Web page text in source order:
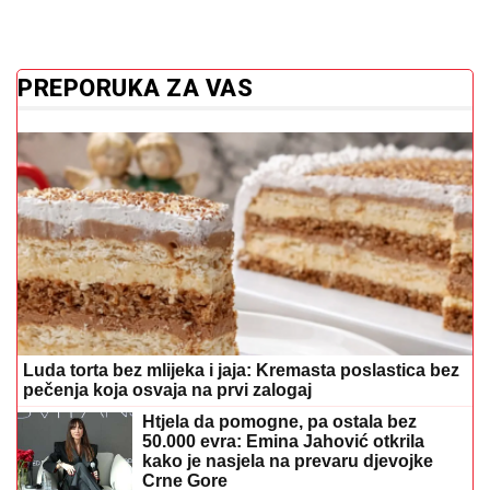
Luda torta bez mlijeka i jaja: Kremasta poslastica bez
pečenja koja osvaja na prvi zalogaj
Htjela da pomogne, pa ostala bez
50.000 evra: Emina Jahović otkrila
kako je nasjela na prevaru djevojke
Crne Gore
U subotu je SVETA PETKA TRNOVA:
Da ženama ne bi TRNULE RUKE
tokom cijele godine jedan običaj Srbi
vijekovima poštuju